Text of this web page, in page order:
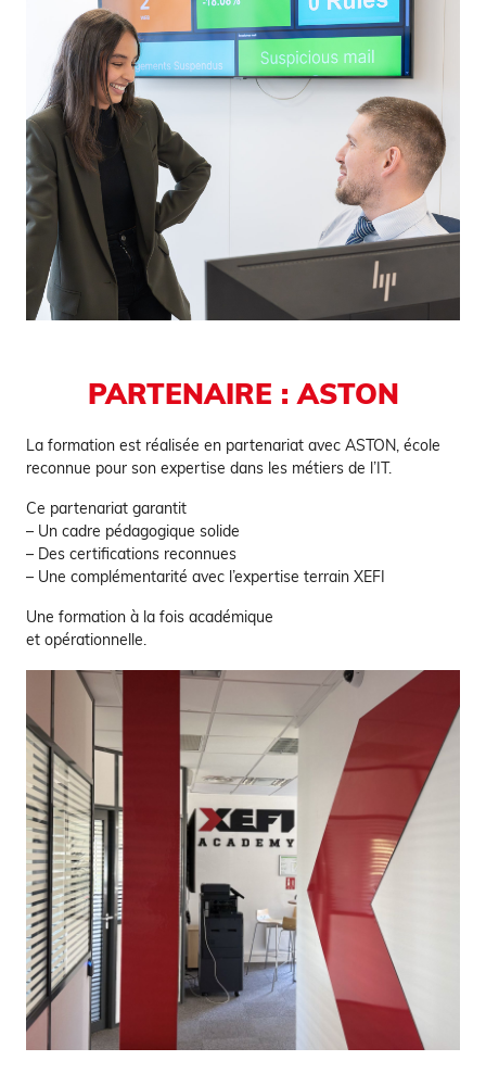
PARTENAIRE : ASTON
La formation est réalisée en partenariat avec ASTON, école
reconnue pour son expertise dans les métiers de l’IT.
Ce partenariat garantit
– Un cadre pédagogique solide
– Des certifications reconnues
– Une complémentarité avec l’expertise terrain XEFI
Une formation à la fois académique
et opérationnelle.